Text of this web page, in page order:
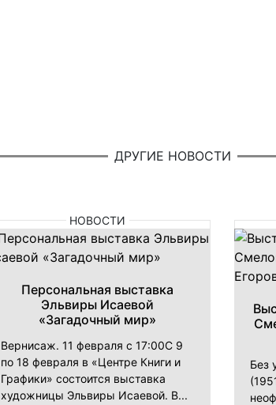
ДРУГИЕ НОВОСТИ
НОВОСТИ
Персональная выставка
Эльвиры Исаевой
«Загадочный мир»
Вернисаж. 11 февраля с 17:00С 9
по 18 февраля в «Центре Книги и
Графики» состоится выставка
художницы Эльвиры Исаевой. В...
Без